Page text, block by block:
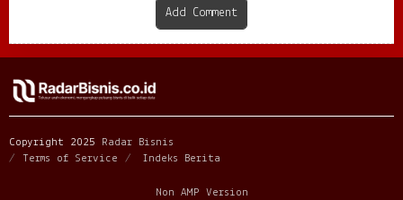
Add Comment
Copyright 2025
Radar Bisnis
Terms of Service
Indeks Berita
Non AMP Version